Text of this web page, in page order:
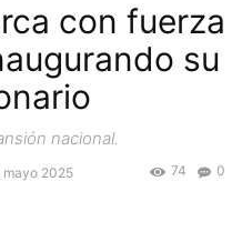
con fuerza
su
nacional.
mayo 2025 0
74